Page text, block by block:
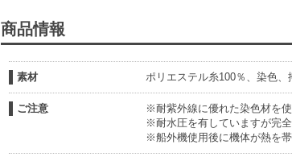
商品情報
素材 ポリエステル糸100％、染色、
ご注意
※耐紫外線に優れた染色材を
※耐水圧を有していますが完
※船外機使用後に機体が熱を